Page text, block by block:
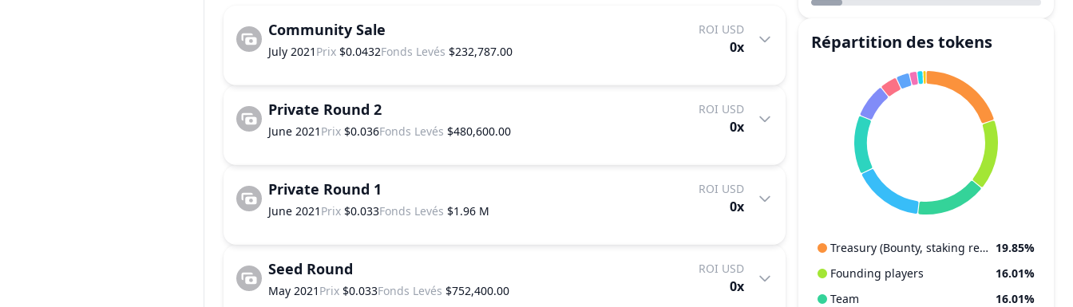
Community Sale
July 2021 Prix $0.0432Fonds Levés $232,787.00
ROI USD
0x
Private Round 2
June 2021 Prix $0.036Fonds Levés $480,600.00
ROI USD
0x
Private Round 1
June 2021 Prix $0.033Fonds Levés $1.96 M
ROI USD
0x
Seed Round
May 2021 Prix $0.033Fonds Levés $752,400.00
ROI USD
0x
Répartition des tokens
Treasury (Bounty, staking rewards, etc) 19.85%
Founding players
16.01%
Team
16.01%